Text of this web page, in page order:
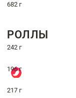
682 г
РОЛЛЫ
242 г
196 г
217 г